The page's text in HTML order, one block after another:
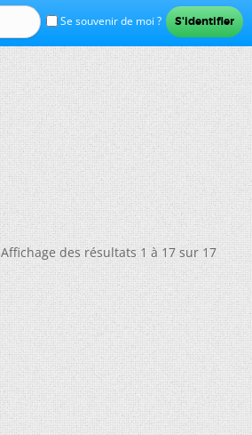
Se souvenir de moi ?
Affichage des résultats 1 à 17 sur 17